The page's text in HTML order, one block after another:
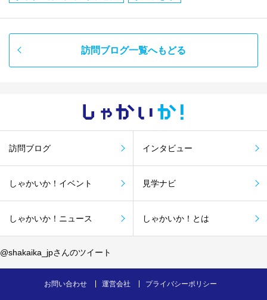
訪問ブログ一覧へもどる
しゃかい か！
訪問ブログ インタビュー
しゃかいか！イベント 見学ナビ
しゃかいか！ニュース しゃかいか！とは
@shakaika_jpさんのツイート
お問い合わせ 運営会社 プライバシーポリシー